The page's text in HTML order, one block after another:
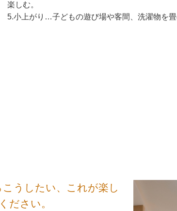
楽しむ。
5.小上がり…子どもの遊び場や客間、洗濯物を畳
うしたい、これが楽し
ださい。